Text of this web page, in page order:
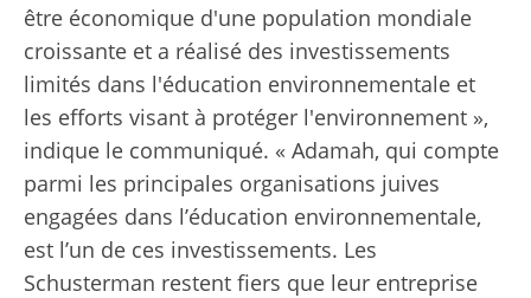
être économique d'une population mondiale
croissante et a réalisé des investissements
limités dans l'éducation environnementale et
les efforts visant à protéger l'environnement »,
indique le communiqué. « Adamah, qui compte
parmi les principales organisations juives
engagées dans l’éducation environnementale,
est l’un de ces investissements. Les
Schusterman restent fiers que leur entreprise